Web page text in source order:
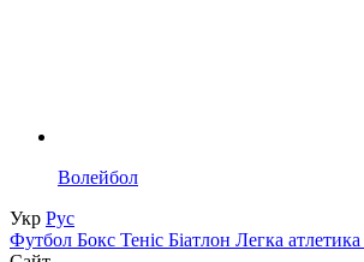
Волейбол
Укр Рус
Футбол Бокс Теніс Біатлон Легка атлетика